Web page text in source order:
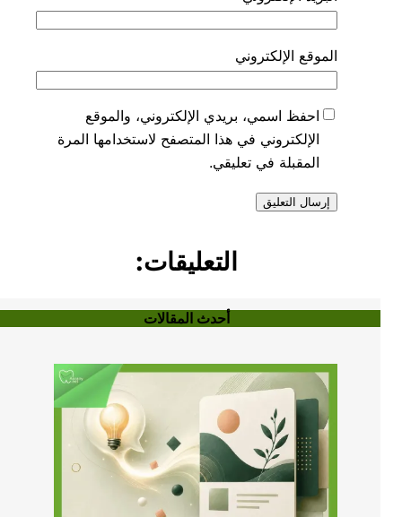
الموقع الإلكتروني
احفظ اسمي، بريدي الإلكتروني، والموقع
الإلكتروني في هذا المتصفح لاستخدامها المرة
المقبلة في تعليقي.
التعليقات:
أحدث المقالات